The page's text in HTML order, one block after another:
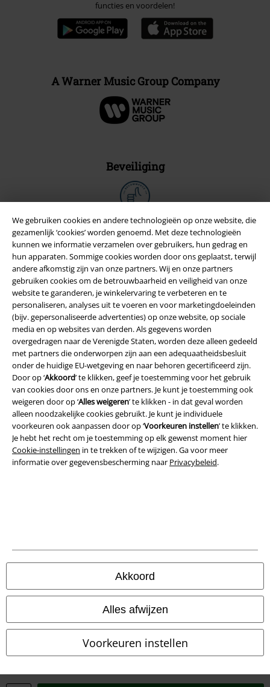
We gebruiken cookies en andere technologieën op onze website, die
gezamenlijk ‘cookies’ worden genoemd. Met deze technologieën
kunnen we informatie verzamelen over gebruikers, hun gedrag en
hun apparaten. Sommige cookies worden door ons geplaatst, terwijl
andere afkomstig zijn van onze partners. Wij en onze partners
gebruiken cookies om de betrouwbaarheid en veiligheid van onze
website te garanderen, je winkelervaring te verbeteren en te
personaliseren, analyses uit te voeren en voor marketingdoeleinden
(bijv. gepersonaliseerde advertenties) op onze website, op sociale
media en op websites van derden. Als gegevens worden
overgedragen naar de Verenigde Staten, worden deze alleen gedeeld
met partners die onderworpen zijn aan een adequaatheidsbesluit
onder de huidige EU-wetgeving en naar behoren gecertificeerd zijn.
Door op ‘Akkoord’ te klikken, geef je toestemming voor het gebruik
van cookies door ons en onze partners. Je kunt je toestemming ook
weigeren door op ‘Alles weigeren’ te klikken - in dat geval worden
alleen noodzakelijke cookies gebruikt. Je kunt je individuele
voorkeuren ook aanpassen door op ‘Voorkeuren instellen’ te klikken.
Je hebt het recht om je toestemming op elk gewenst moment hier
Cookie-instellingen in te trekken of te wijzigen. Ga voor meer
informatie over gegevensbescherming naar Privacybeleid.
Akkoord
Alles afwijzen
Voorkeuren instellen
functies en voordelen!
A Warner Music Group Company
Beveiliging
Legal
Algemene Voorwaarden
Bedrijfsgegevens
Privacyverklaring
Verklaring van conformiteit
© 1986-2026 Large Popmerchandising BV
Onze online shops
EMP France